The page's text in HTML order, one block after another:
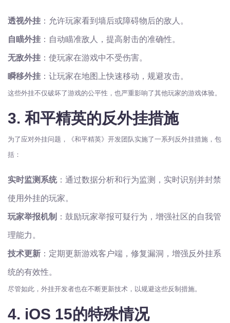
透视外挂 ：允许玩家看到墙后或障碍物后的敌人。
自瞄外挂 ：自动瞄准敌人，提高射击的准确性。
无敌外挂 ：使玩家在游戏中不受伤害。
瞬移外挂 ：让玩家在地图上快速移动，规避攻击。
这些外挂不仅破坏了游戏的公平性，也严重影响了其他玩家的游戏体验。
3. 和平精英的反外挂措施
为了应对外挂问题，《和平精英》开发团队实施了一系列反外挂措施，包
括：
实时监测系统：通过数据分析和行为监测，实时识别并封禁
使用外挂的玩家。
玩家举报机制 ：鼓励玩家举报可疑行为，增强社区的自我管
理能力。
技术更新 ：定期更新游戏客户端，修复漏洞，增强反外挂系
统的有效性。
尽管如此，外挂开发者也在不断更新技术，以规避这些反制措施。
4. iOS 15的特殊情况